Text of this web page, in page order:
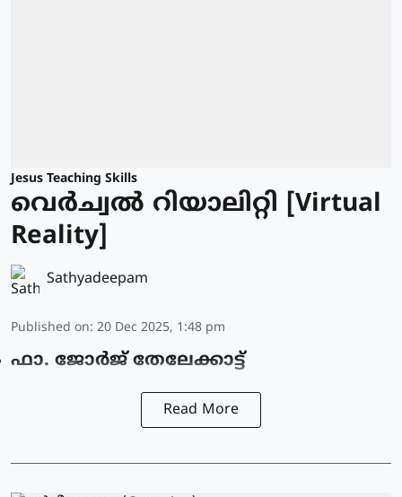
Jesus Teaching Skills
വെർച്വൽ റിയാലിറ്റി [Virtual
Reality]
Sathyadeepam
Published on: 20 Dec 2025, 1:48 pm
ഫാ. ജോര്‍ജ് തേലേക്കാട്ട്‌
Read More